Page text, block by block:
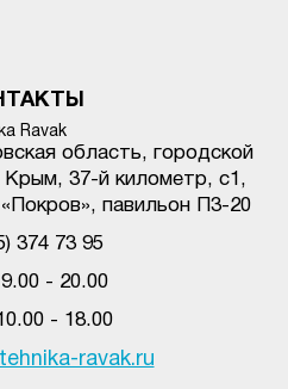
Ravak
область, городской
37-й километр, с1 ,
павильон П3-20
374 73 95
- 20.00
- 18.00
ravak.ru